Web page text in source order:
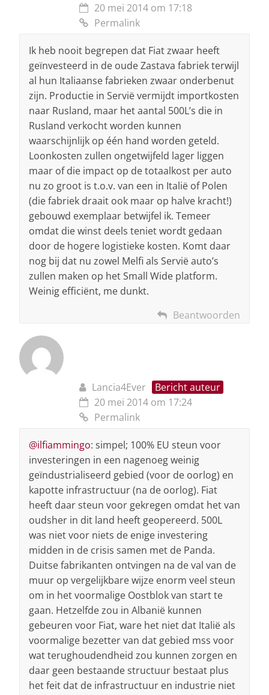
20 mei 2014 om 17:18
Permalink
Ik heb nooit begrepen dat Fiat zwaar heeft
geïnvesteerd in de oude Zastava fabriek terwijl
al hun Italiaanse fabrieken zwaar onderbenut
zijn. Productie in Servië vermijdt importkosten
naar Rusland, maar het aantal 500L’s die in
Rusland verkocht worden kunnen
waarschijnlijk op één hand worden geteld.
Loonkosten zullen ongetwijfeld lager liggen
maar of die impact op de totaalkost per auto
nu zo groot is t.o.v. van een in Italië of Polen
(die fabriek draait ook maar op halve kracht!)
gebouwd exemplaar betwijfel ik. Temeer
omdat die winst deels teniet wordt gedaan
door de hogere logistieke kosten. Komt daar
nog bij dat nu zowel Melfi als Servië auto’s
zullen maken op het Small Wide platform.
Weinig efficiënt, me dunkt.
Beantwoorden
Lancia4Ever
Bericht auteur
20 mei 2014 om 17:24
Permalink
@ilfiammingo: simpel; 100% EU steun voor
investeringen in een nagenoeg weinig
geïndustrialiseerd gebied (voor de oorlog) en
kapotte infrastructuur (na de oorlog). Fiat
heeft daar steun voor gekregen omdat het van
oudsher in dit land heeft geopereerd. 500L
was niet voor niets de enige investering
midden in de crisis samen met de Panda.
Duitse fabrikanten ontvingen na de val van de
muur op vergelijkbare wijze enorm veel steun
om in het voormalige Oostblok van start te
gaan. Hetzelfde zou in Albanië kunnen
gebeuren voor Fiat, ware het niet dat Italië als
voormalige bezetter van dat gebied mss voor
wat terughoudendheid zou kunnen zorgen en
daar geen bestaande structuur bestaat plus
het feit dat de infrastructuur en industrie niet